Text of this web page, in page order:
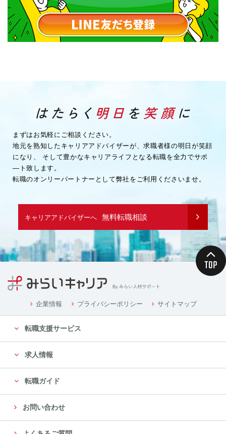
まずはお気軽にご相談ください。
地元を熟知したキャリアアドバイザーが、求職者様の明日が笑顔
になり、
そして豊かなキャリアライフとなる転職を全力でサポ
―ト致します。
転職のオンリーパートナーとして弊社をご利用くださいませ。
キャリアアドバイザーへ 無料転職相談
企業情報 プライバシーポリシー サイトマップ
転職支援サービス
求人情報
転職ガイド
お問い合わせ